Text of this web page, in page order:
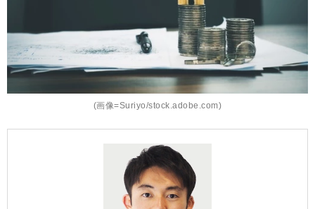
(画像=Suriyo/stock.adobe.com)